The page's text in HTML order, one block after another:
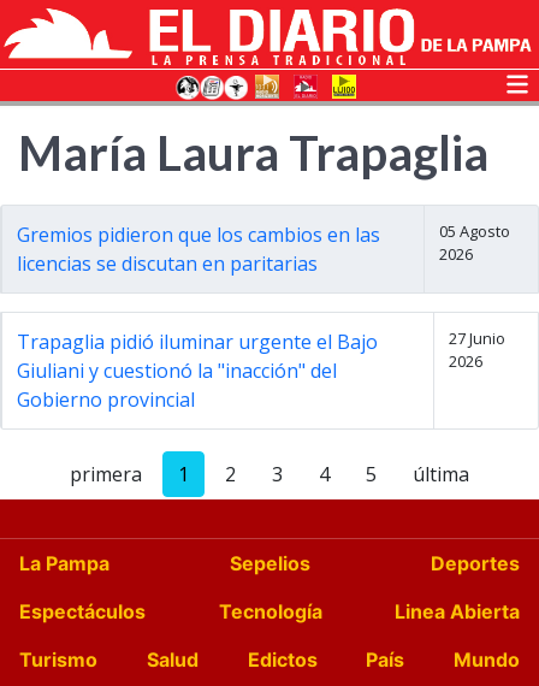
María Laura Trapaglia
Gremios pidieron que los cambios en las
licencias se discutan en paritarias
05 Agosto
2026
Trapaglia pidió iluminar urgente el Bajo
Giuliani y cuestionó la "inacción" del
Gobierno provincial
27 Junio
2026
primera 1 2 3 4 5 última
La Pampa Sepelios
Deportes
Espectáculos
Tecnología
Linea Abierta
Turismo
Salud Edictos País
Mundo